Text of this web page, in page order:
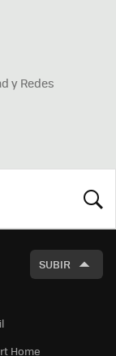
y Redes
SUBIR
Home